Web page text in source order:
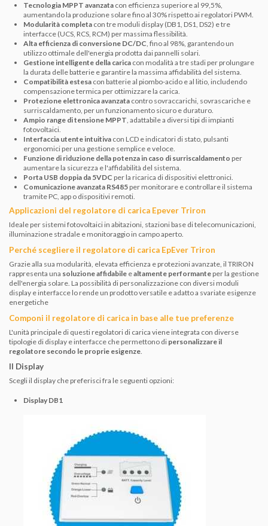
Tecnologia MPPT avanzata con efficienza superiore al 99,5%,
aumentando la produzione solare fino al 30% rispetto ai regolatori PWM.
Modularità completa con tre moduli display (DB1, DS1, DS2) e tre
interfacce (UCS, RCS, RCM) per massima flessibilità.
Alta efficienza di conversione DC/DC, fino al 98%, garantendo un
utilizzo ottimale dell'energia prodotta dai pannelli solari.
Gestione intelligente della carica con modalità a tre stadi per prolungare
la durata delle batterie e garantire la massima affidabilità del sistema.
Compatibilità estesa con batterie al piombo-acido e al litio, includendo
compensazione termica per ottimizzare la carica.
Protezione elettronica avanzata contro sovraccarichi, sovrascariche e
surriscaldamento, per un funzionamento sicuro e duraturo.
Ampio range di tensione MPPT, adattabile a diversi tipi di impianti
fotovoltaici.
Interfaccia utente intuitiva con LCD e indicatori di stato, pulsanti
ergonomici per una gestione semplice e veloce.
Funzione di riduzione della potenza in caso di surriscaldamento per
aumentare la sicurezza e l'affidabilità del sistema.
Porta USB doppia da 5VDC per la ricarica di dispositivi elettronici.
Comunicazione avanzata RS485 per monitorare e controllare il sistema
tramite PC, app o dispositivi remoti.
Applicazioni del regolatore di carica Epever Triron
Ideale per sistemi fotovoltaici in abitazioni, stazioni base di telecomunicazioni,
illuminazione stradale e monitoraggio in campo aperto.
Perché scegliere il regolatore di carica EpEver Triron
Grazie alla sua modularità, elevata efficienza e protezioni avanzate, il TRIRON
rappresenta una soluzione affidabile ealtamente performante per la gestione
dell'energia solare. La possibilità di personalizzazione con diversi moduli
display e interfacce lo rende un prodotto versatile e adatto a svariate esigenze
energetiche
Componi il regolatore di carica in base alle tue preferenze
L'unità principale di questi regolatori di carica viene integrata con diverse
tipologie di display e interfacce che permettono di personalizzare il
regolatore secondo le proprie esigenze
Il Display
Scegli il display che preferisci fra le seguenti opzioni:
Display DB1